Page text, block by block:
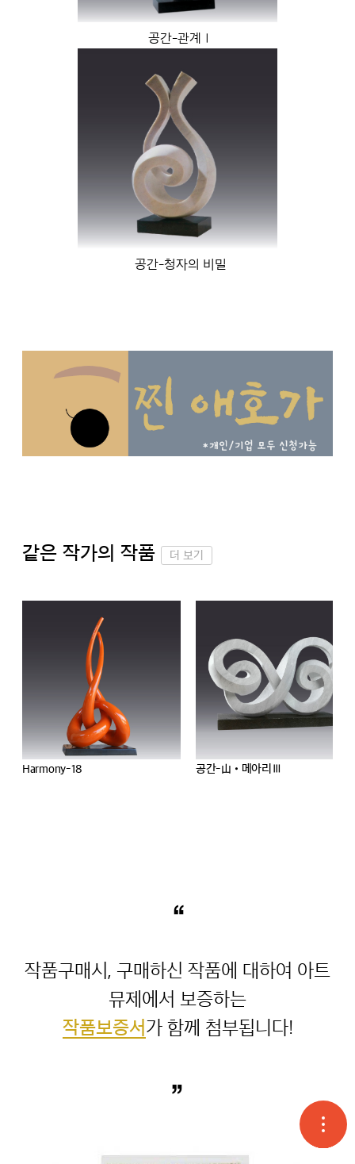
공간-관계Ⅰ
공간-청자의 비밀
같은 작가의 작품 더 보기
공간-山•메아리Ⅲ
“
작품구매시, 구매하신 작품에 대하여 아트
작품보증서
”
고객
온라
오시